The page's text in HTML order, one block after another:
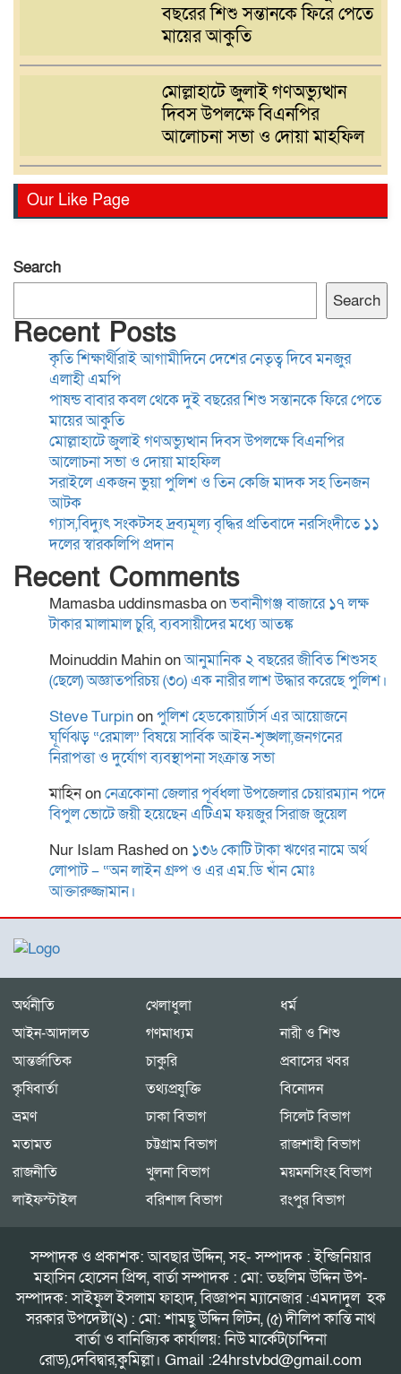
বছরের শিশু সন্তানকে ফিরে পেতে
মায়ের আকুতি
মোল্লাহাটে জুলাই গণঅভ্যুত্থান
দিবস উপলক্ষে বিএনপির
আলোচনা সভা ও দোয়া মাহফিল
তিন কেজি মাদক সহ তিনজন
গ্যাস,বিদ্যুৎ সংকটসহ দ্রব্যমূল্য
বৃদ্ধির প্রতিবাদে নরসিংদীতে ১১
দলের স্বারকলিপি প্রদান
সাংবাদিকতা পেশার অস্তিত্ব রক্ষায়
অবিলম্বে গণমাধ্যম কমিশন গঠন
করুন
কুমিল্লা-৫ আসনের এমপি হাজী
জসিম উদ্দিনকে নিয়ে ড. মোবারক
হোসাইনের বক্তব্যে সামাজিক
যোগাযোগমাধ্যমে প্রতিবাদ
“বৈষম্য আন্দোলন ইতিহাসে
বৈষম্যের শিকার:-
বিদ্যুৎস্পৃষ্টে প্রাণ গেল দুই
কিশোরের
রোটারী ক্লাব অব কুমিল্লা রয়েলের
আছিয়া গণি বালিকা উচ্চ
বিদ্যালয়ে বৃক্ষরোপন ও বিতরণ
Our Like Page
Search
Search
Recent Posts
কৃতি শিক্ষার্থীরাই আগামীদিনে দেশের নেতৃত্ব দিবে মনজুর
এলাহী এমপি
পাষন্ড বাবার কবল থেকে দুই বছরের শিশু সন্তানকে ফিরে পেতে
মায়ের আকুতি
মোল্লাহাটে জুলাই গণঅভ্যুত্থান দিবস উপলক্ষে বিএনপির
আলোচনা সভা ও দোয়া মাহফিল
সরাইলে একজন ভুয়া পুলিশ ও তিন কেজি মাদক সহ তিনজন
আটক
গ্যাস,বিদ্যুৎ সংকটসহ দ্রব্যমূল্য বৃদ্ধির প্রতিবাদে নরসিংদীতে ১১
দলের স্বারকলিপি প্রদান
Recent Comments
Mamasba uddinsmasbaonভবানীগঞ্জ বাজারে ১৭ লক্ষ
টাকার মালামাল চুরি, ব্যবসায়ীদের মধ্যে আতঙ্ক
Moinuddin Mahinonআনুমানিক ২ বছরের জীবিত শিশুসহ
(ছেলে) অজ্ঞাতপরিচয় (৩০) এক নারীর লাশ উদ্ধার করেছে পুলিশ।
Steve Turpinonপুলিশ হেডকোয়ার্টার্স এর আয়োজনে
ঘূর্ণিঝড় “রেমাল” বিষয়ে সার্বিক আইন-শৃঙ্খলা,জনগনের
নিরাপত্তা ও দুর্যোগ ব্যবস্থাপনা সংক্রান্ত সভা
মাহিনonনেত্রকোনা জেলার পূর্বধলা উপজেলার চেয়ারম্যান পদে
বিপুল ভোটে জয়ী হয়েছেন এটিএম ফয়জুর সিরাজ জুয়েল
Nur Islam Rashedon ১৩৬ কোটি টাকা ঋণের নামে অর্থ
লোপাট – “অন লাইন গ্রুপ ও এর এম.ডি খাঁন মোঃ
আক্তারুজ্জামান।
অর্থনীতি
আইন-আদালত
আন্তর্জাতিক
কৃষিবার্তা
খেলাধুলা
গণমাধ্যম
চাকুরি
তথ্যপ্রযুক্তি
ধর্ম
নারী ও শিশু
প্রবাসের খবর
বিনোদন
ভ্রমণ
মতামত
রাজনীতি
লাইফস্টাইল
ঢাকা বিভাগ
চট্টগ্রাম বিভাগ
খুলনা বিভাগ
বরিশাল বিভাগ
সিলেট বিভাগ
রাজশাহী বিভাগ
ময়মনসিংহ বিভাগ
রংপুর বিভাগ
সম্পাদক ও প্রকাশক: আবছার উদ্দিন, সহ- সম্পাদক : ইন্জিনিয়ার
মহাসিন হোসেন প্রিন্স, বার্তা সম্পাদক : মো: তছলিম উদ্দিন উপ-
সম্পাদক: সাইফুল ইসলাম ফাহাদ, বিজ্ঞাপন ম্যানেজার :এমদাদুল হক
সরকার উপদেষ্টা(২) : মো: শামছু উদ্দিন লিটন, (৫) দীলিপ কান্তি নাথ
বার্তা ও বানিজ্যিক কার্যালয়: নিউ মার্কেট(চান্দিনা
রোড),দেবিদ্বার,কুমিল্লা। Gmail :24hrstvbd@gmail.com